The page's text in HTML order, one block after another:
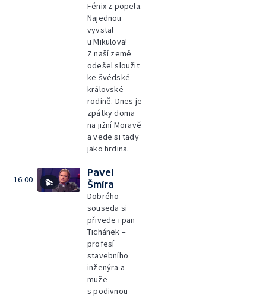
Fénix z popela.
Najednou
vyvstal
u Mikulova!
Z naší země
odešel sloužit
ke švédské
královské
rodině. Dnes je
zpátky doma
na jižní Moravě
a vede si tady
jako hrdina.
16:00
Pavel
Šmíra
Dobrého
souseda si
přivede i pan
Tichánek –
profesí
stavebního
inženýra a
muže
s podivnou